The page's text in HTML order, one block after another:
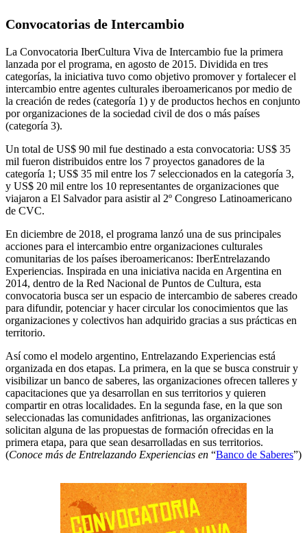
Convocatorias de Intercambio
La Convocatoria IberCultura Viva de Intercambio fue la primera
lanzada por el programa, en agosto de 2015. Dividida en tres
categorías, la iniciativa tuvo como objetivo promover y fortalecer el
intercambio entre agentes culturales iberoamericanos por medio de
la creación de redes (categoría 1) y de productos hechos en conjunto
por organizaciones de la sociedad civil de dos o más países
(categoría 3).
Un total de US$ 90 mil fue destinado a esta convocatoria: US$ 35
mil fueron distribuidos entre los 7 proyectos ganadores de la
categoría 1; US$ 35 mil entre los 7 seleccionados en la categoría 3,
y US$ 20 mil entre los 10 representantes de organizaciones que
viajaron a El Salvador para asistir al 2º Congreso Latinoamericano
de CVC.
En diciembre de 2018, el programa lanzó una de sus principales
acciones para el intercambio entre organizaciones culturales
comunitarias de los países iberoamericanos: IberEntrelazando
Experiencias. Inspirada en una iniciativa nacida en Argentina en
2014, dentro de la Red Nacional de Puntos de Cultura, esta
convocatoria busca ser un espacio de intercambio de saberes creado
para difundir, potenciar y hacer circular los conocimientos que las
organizaciones y colectivos han adquirido gracias a sus prácticas en
territorio.
Así como el modelo argentino, Entrelazando Experiencias está
organizada en dos etapas. La primera, en la que se busca construir y
visibilizar un banco de saberes, las organizaciones ofrecen talleres y
capacitaciones que ya desarrollan en sus territorios y quieren
compartir en otras localidades. En la segunda fase, en la que son
seleccionadas las comunidades anfitrionas, las organizaciones
solicitan alguna de las propuestas de formación ofrecidas en la
primera etapa, para que sean desarrolladas en sus territorios.
(Conoce más de Entrelazando Experiencias en “Banco de Saberes”)